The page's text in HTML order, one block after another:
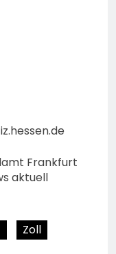
Frankfurt
aktuell
Zoll